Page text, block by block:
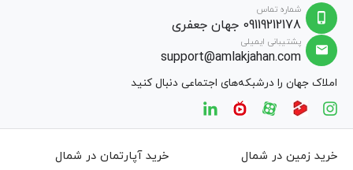
شماره تماس
09119212178 جهان جعفری
پشتیبانی ایمیلی
support@amlakjahan.com
املاک جهان را درشبکه‌های اجتماعی دنبال کنید
خرید زمین در شمال خرید آپارتمان در شمال